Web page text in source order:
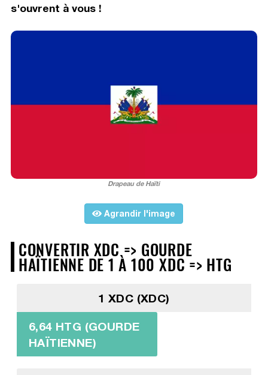
s'ouvrent à vous !
Drapeau de Haïti
Agrandir l'image
CONVERTIR XDC => GOURDE
HAÏTIENNE DE 1 À 100 XDC => HTG
1 XDC (XDC)
6,64 HTG (GOURDE
HAÏTIENNE)